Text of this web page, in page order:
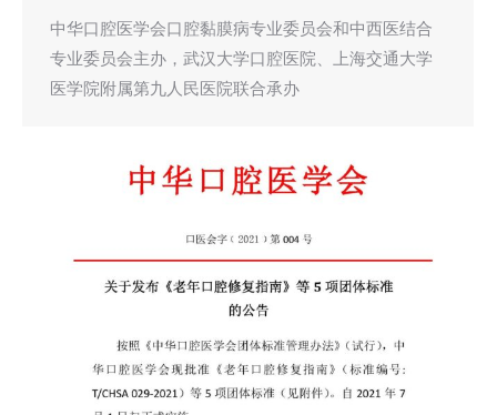
中华口腔医学会口腔黏膜病专业委员会和中西医结合
专业委员会主办，武汉大学口腔医院、上海交通大学
医学院附属第九人民医院联合承办